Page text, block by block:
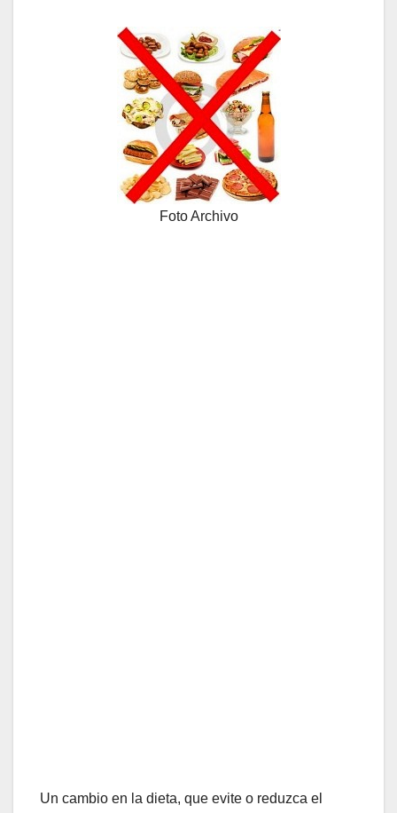
Foto Archivo
Un cambio en la dieta, que evite o reduzca el